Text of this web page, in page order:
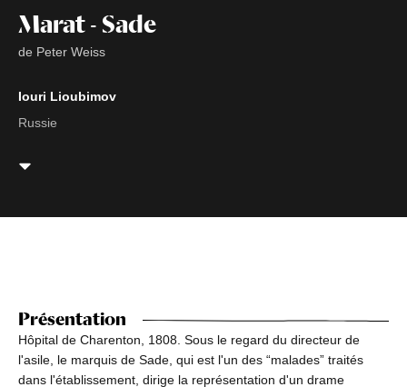
Marat - Sade
de Peter Weiss
Iouri Lioubimov
Russie
Présentation
Hôpital de Charenton, 1808. Sous le regard du directeur de
l'asile, le marquis de Sade, qui est l'un des “malades” traités
dans l'établissement, dirige la représentation d'un drame